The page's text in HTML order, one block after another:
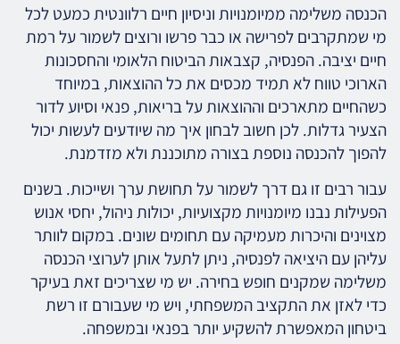
הכנסה משלימה ממיומנויות וניסיון חיים רלוונטית כמעט לכל
מי שמתקרבים לפרישה או כבר פרשו ורוצים לשמור על רמת
חיים יציבה. הפנסיה, קצבאות הביטוח הלאומי והחסכונות
הארוכי טווח לא תמיד מכסים את כל ההוצאות, במיוחד
כשהחיים מתארכים וההוצאות על בריאות, פנאי וסיוע לדור
הצעיר גדלות. לכן חשוב לבחון איך מה שיודעים לעשות יכול
להפוך להכנסה נוספת בצורה מתוכננת ולא מזדמנת.
עבור רבים זו גם דרך לשמור על תחושת ערך ושייכות. בשנים
הפעילות נבנו מיומנויות מקצועיות, יכולות ניהול, יחסי אנוש
מצוינים והיכרות מעמיקה עם תחומים שונים. במקום לוותר
עליהן עם היציאה לפנסיה, ניתן לתעל אותן לערוצי הכנסה
משלימה שמקנים חופש בחירה. יש מי שצריכים זאת בעיקר
כדי לאזן את התקציב המשפחתי, ויש מי שעבורם זו רשת
ביטחון המאפשרת להשקיע יותר בפנאי ובמשפחה.